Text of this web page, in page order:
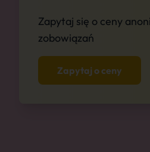
Zapytaj się o ceny
zobowiązań
Zapytaj o ceny